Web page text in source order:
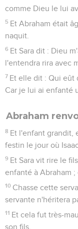
comme Dieu le lui
5 Et Abraham était
naquit.
6 Et Sara dit : Dieu
l'entendra rira avec
7 Et elle dit : Qui eût
Car je lui ai enfanté
Abraham
8 Et l'enfant grandit,
festin le jour où
9 Et Sara vit rire le
enfanté à Abraham
10 Chasse cette
servante n'héritera
11 Et cela fut très-
son fils.